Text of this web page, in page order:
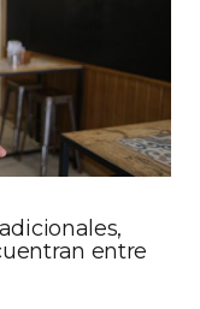
entre